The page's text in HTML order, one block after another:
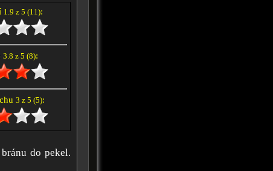
1.9 z 5 (11):
3.8 z 5 (8):
3 z 5 (5):
do pekel.